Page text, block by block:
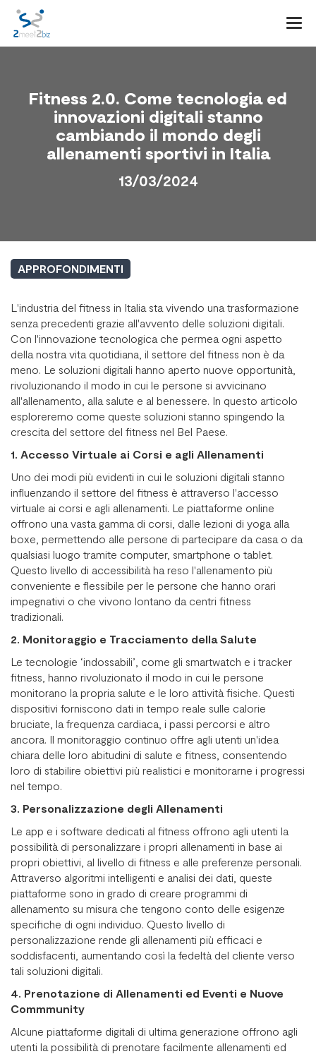
Fitness 2.0. Come tecnologia ed
innovazioni digitali stanno
cambiando il mondo degli
allenamenti sportivi in Italia
13/03/2024
APPROFONDIMENTI
L'industria del fitness in Italia sta vivendo una trasformazione
senza precedenti grazie all'avvento delle soluzioni digitali.
Con l'innovazione tecnologica che permea ogni aspetto
della nostra vita quotidiana, il settore del fitness non è da
meno. Le soluzioni digitali hanno aperto nuove opportunità,
rivoluzionando il modo in cui le persone si avvicinano
all'allenamento, alla salute e al benessere. In questo articolo
esploreremo come queste soluzioni stanno spingendo la
crescita del settore del fitness nel Bel Paese.
1. Accesso Virtuale ai Corsi e agli Allenamenti
Uno dei modi più evidenti in cui le soluzioni digitali stanno
influenzando il settore del fitness è attraverso l'accesso
virtuale ai corsi e agli allenamenti. Le piattaforme online
offrono una vasta gamma di corsi, dalle lezioni di yoga alla
boxe, permettendo alle persone di partecipare da casa o da
qualsiasi luogo tramite computer, smartphone o tablet.
Questo livello di accessibilità ha reso l'allenamento più
conveniente e flessibile per le persone che hanno orari
impegnativi o che vivono lontano da centri fitness
tradizionali.
2. Monitoraggio e Tracciamento della Salute
Le tecnologie ‘indossabili’, come gli smartwatch e i tracker
fitness, hanno rivoluzionato il modo in cui le persone
monitorano la propria salute e le loro attività fisiche. Questi
dispositivi forniscono dati in tempo reale sulle calorie
bruciate, la frequenza cardiaca, i passi percorsi e altro
ancora. Il monitoraggio continuo offre agli utenti un'idea
chiara delle loro abitudini di salute e fitness, consentendo
loro di stabilire obiettivi più realistici e monitorarne i progressi
nel tempo.
3. Personalizzazione degli Allenamenti
Le app e i software dedicati al fitness offrono agli utenti la
possibilità di personalizzare i propri allenamenti in base ai
propri obiettivi, al livello di fitness e alle preferenze personali.
Attraverso algoritmi intelligenti e analisi dei dati, queste
piattaforme sono in grado di creare programmi di
allenamento su misura che tengono conto delle esigenze
specifiche di ogni individuo. Questo livello di
personalizzazione rende gli allenamenti più efficaci e
soddisfacenti, aumentando così la fedeltà del cliente verso
tali soluzioni digitali.
4. Prenotazione di Allenamenti ed Eventi e Nuove
Commmunity
Alcune piattaforme digitali di ultima generazione offrono agli
utenti la possibilità di prenotare facilmente allenamenti ed